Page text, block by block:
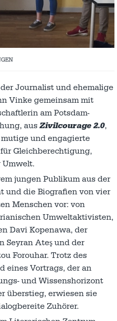
Journalist und ehemalige
Vinke gemeinsam mit
am Potsdam-
ausZivilcourage 2.0,
und engagierte
Gleichberechtigung,
Umwelt.
jungen Publikum aus der
und die Biografien von vier
Menschen vor: von
Umweltaktivisten,
Davi Kopenawa, der
Seyran Ateş und der
Forouhar. Trotz des
eines Vortrags, der an
und Wissenshorizont
überstieg, erwiesen sie
Zuhörer.